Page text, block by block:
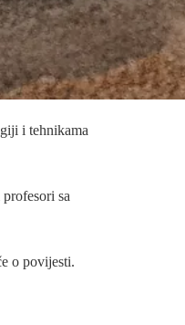
i tehnikama
sa
o povijesti.